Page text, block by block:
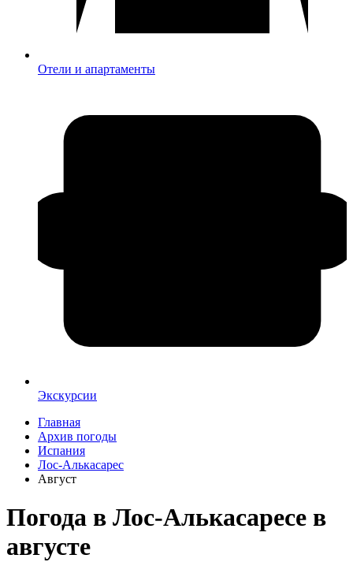
Отели и апартаменты
Экскурсии
Главная
Архив погоды
Испания
Лос-Алькасарес
Август
Погода в Лос-Алькасаресе в
августе